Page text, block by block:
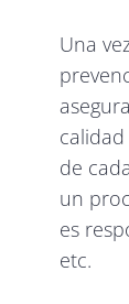
Una
de
un
es
etc.